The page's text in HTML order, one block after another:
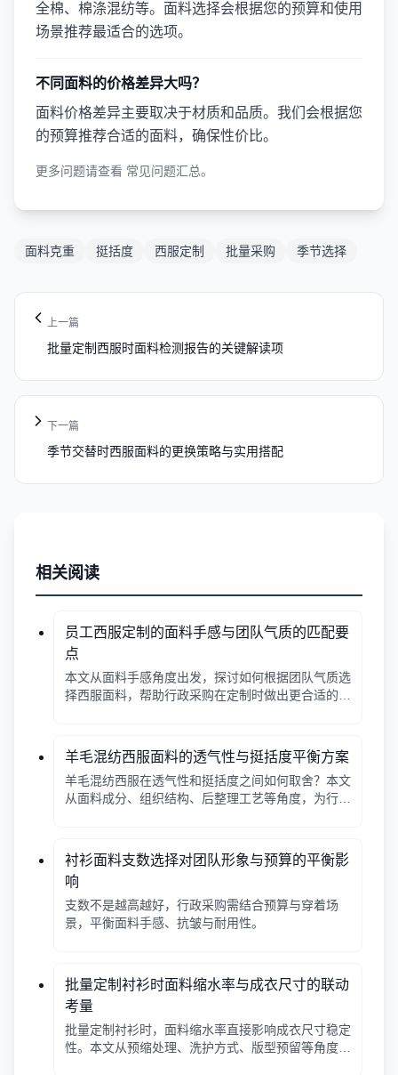
全棉、棉涤混纺等。面料选择会根据您的预算和使用
场景推荐最适合的选项。
不同面料的价格差异大吗？
面料价格差异主要取决于材质和品质。我们会根据您
的预算推荐合适的面料，确保性价比。
更多问题请查看 常见问题汇总。
面料克重 挺括度 西服定制 批量采购 季节选择
上一篇
批量定制西服时面料检测报告的关键解读项
下一篇
季节交替时西服面料的更换策略与实用搭配
相关阅读
员工西服定制的面料手感与团队气质的匹配要
点
本文从面料手感角度出发，探讨如何根据团队气质选
择西服面料，帮助行政采购在定制时做出更合适的决
羊毛混纺西服面料的透气性与挺括度平衡方案
羊毛混纺西服在透气性和挺括度之间如何取舍？本文
从面料成分、组织结构、后整理工艺等角度，为行政
衬衫面料支数选择对团队形象与预算的平衡影
响
支数不是越高越好，行政采购需结合预算与穿着场
景，平衡面料手感、抗皱与耐用性。
批量定制衬衫时面料缩水率与成衣尺寸的联动
考量
批量定制衬衫时，面料缩水率直接影响成衣尺寸稳定
性。本文从预缩处理、洗护方式、版型预留等角度，